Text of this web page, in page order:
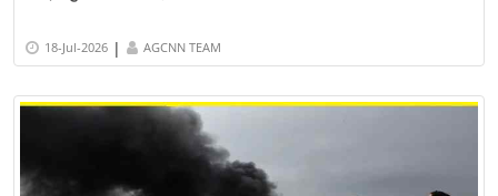
18-Jul-2026 | AGCNN TEAM